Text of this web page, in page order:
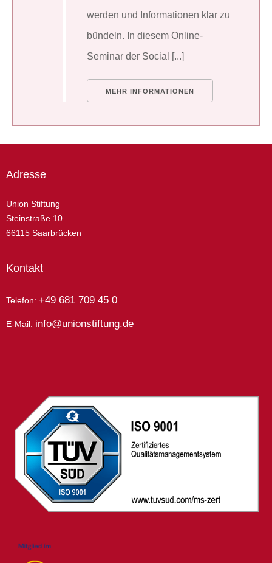
werden und Informationen klar zu
bündeln. In diesem Online-
Seminar der Social [...]
MEHR INFORMATIONEN
Adresse
Union Stiftung
Steinstraße 10
66115 Saarbrücken
Kontakt
Telefon: +49 681 709 45 0
E-Mail: info@unionstiftung.de